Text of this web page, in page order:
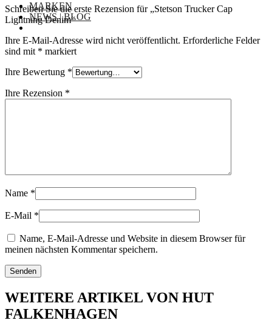
MARKEN
NEWS | BLOG
Schreiben Sie die erste Rezension für „Stetson Trucker Cap
Lightning Denim“
Ihre E-Mail-Adresse wird nicht veröffentlicht. Erforderliche Felder
sind mit * markiert
Ihre Bewertung *
Ihre Rezension *
Name *
E-Mail *
Name, E-Mail-Adresse und Website in diesem Browser für
meinen nächsten Kommentar speichern.
WEITERE ARTIKEL VON HUT
FALKENHAGEN